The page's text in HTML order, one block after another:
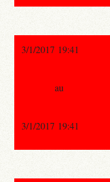
3/1/2017 19:41
au
3/1/2017 19:41